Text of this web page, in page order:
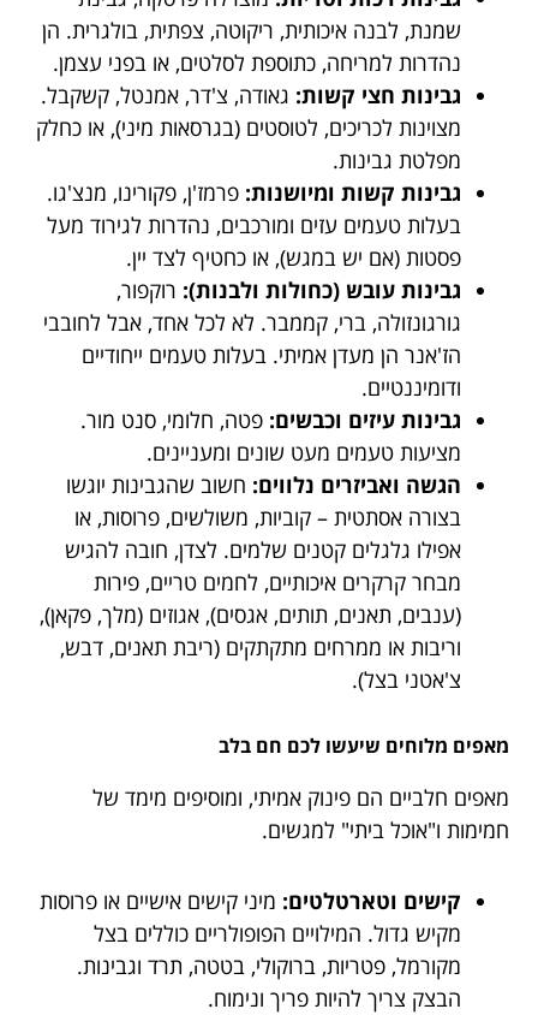
שמנת, לבנה איכותית, ריקוטה, צפתית, בולגרית. הן
נהדרות למריחה, כתוספת לסלטים, או בפני עצמן.
גבינות חצי קשות: גאודה, צ'דר, אמנטל, קשקבל.
מצוינות לכריכים, לטוסטים (בגרסאות מיני), או כחלק
מפלטת גבינות.
גבינות קשות ומיושנות: פרמז'ן, פקורינו, מנצ'גו.
בעלות טעמים עזים ומורכבים, נהדרות לגירוד מעל
פסטות (אם יש במגש), או כחטיף לצד יין.
גבינות עובש (כחולות ולבנות): רוקפור,
גורגונזולה, ברי, קממבר. לא לכל אחד, אבל לחובבי
הז'אנר הן מעדן אמיתי. בעלות טעמים ייחודיים
ודומיננטיים.
גבינות עיזים וכבשים: פטה, חלומי, סנט מור.
מציעות טעמים מעט שונים ומעניינים.
הגשה ואביזרים נלווים: חשוב שהגבינות יוגשו
בצורה אסתטית – קוביות, משולשים, פרוסות, או
אפילו גלגלים קטנים שלמים. לצדן, חובה להגיש
מבחר קרקרים איכותיים, לחמים טריים, פירות
(ענבים, תאנים, תותים, אגסים), אגוזים (מלך, פקאן),
וריבות או ממרחים מתקתקים (ריבת תאנים, דבש,
צ'אטני בצל).
מאפים מלוחים שיעשו לכם חם בלב
מאפים חלביים הם פינוק אמיתי, ומוסיפים מימד של
חמימות ו"אוכל ביתי" למגשים.
קישים וטארטלטים: מיני קישים אישיים או פרוסות
מקיש גדול. המילויים הפופולריים כוללים בצל
מקורמל, פטריות, ברוקולי, בטטה, תרד וגבינות.
הבצק צריך להיות פריך ונימוח.